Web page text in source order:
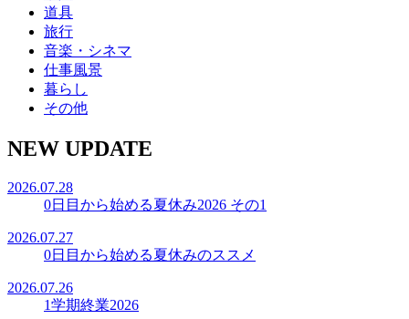
道具
旅行
音楽・シネマ
仕事風景
暮らし
その他
NEW UPDATE
2026.07.28
0日目から始める夏休み2026 その1
2026.07.27
0日目から始める夏休みのススメ
2026.07.26
1学期終業2026